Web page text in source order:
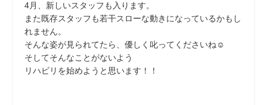
4月、新しいスタッフも入ります。
また既存スタッフも若干スローな動きになっているかもし
れません。
そんな姿が見られてたら、優しく叱ってくださいね☺
そしてそんなことがないよう
リハビリを始めようと思います！！